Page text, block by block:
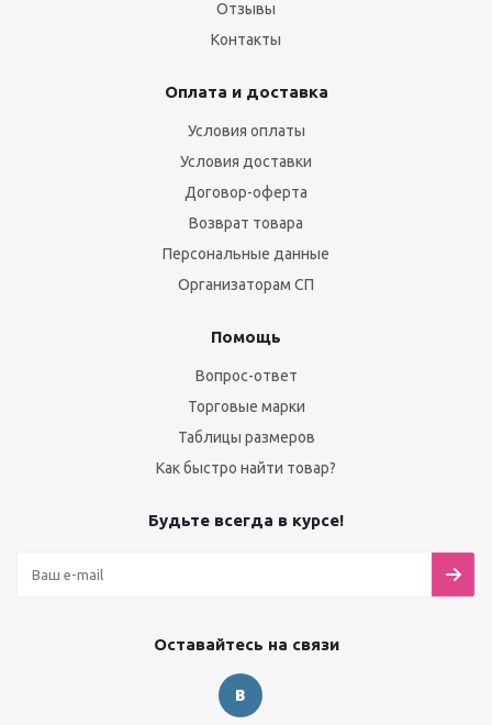
Отзывы
Контакты
Оплата и доставка
Условия оплаты
Условия доставки
Договор-оферта
Возврат товара
Персональные данные
Организаторам СП
Помощь
Вопрос-ответ
Торговые марки
Таблицы размеров
Как быстро найти товар?
Будьте всегда в курсе!
Оставайтесь на связи